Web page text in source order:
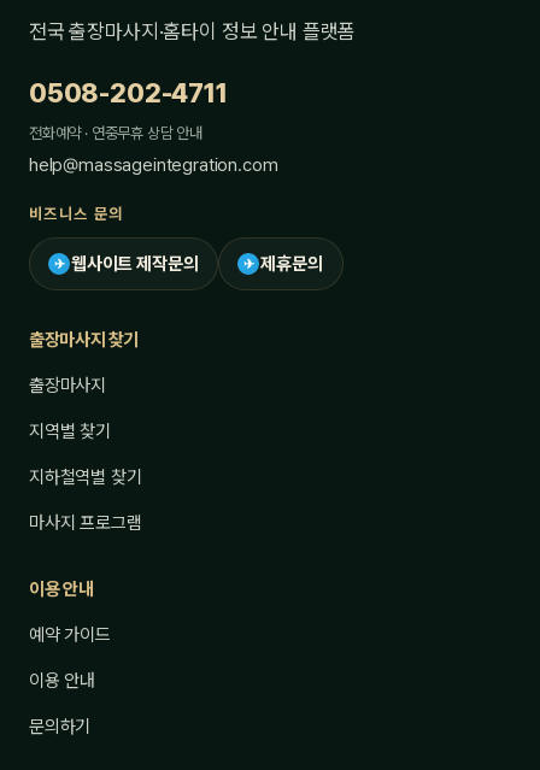
전국 출장마사지·홈타이 정보 안내 플랫폼
0508-202-4711
전화예약 · 연중무휴 상담 안내
help@massageintegration.com
비즈니스 문의
✈ 웹사이트 제작문의 ✈ 제휴문의
출장마사지 찾기
출장마사지
지역별 찾기
지하철역별 찾기
마사지 프로그램
이용 안내
예약 가이드
이용 안내
문의하기